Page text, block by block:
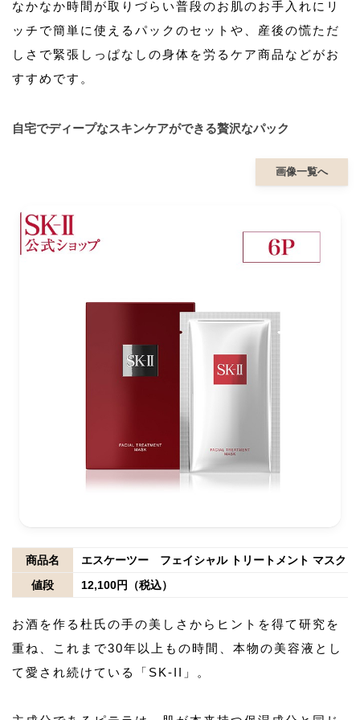
なかなか時間が取りづらい普段のお肌のお手入れにリ
ッチで簡単に使えるパックのセットや、産後の慌ただ
しさで緊張しっぱなしの身体を労るケア商品などがお
すすめです。
自宅でディープなスキンケアができる贅沢なパック
画像一覧へ
商品名
エスケーツー フェイシャル トリートメント マスク
値段
12,100円（税込）
お酒を作る杜氏の手の美しさからヒントを得て研究を
重ね、これまで30年以上もの時間、本物の美容液とし
て愛され続けている「SK-II」。